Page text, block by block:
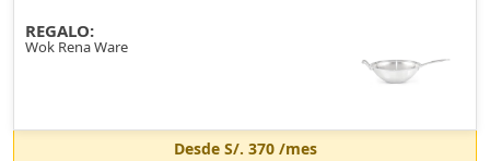
REGALO:
Wok Rena Ware
Desde S/. 370/mes